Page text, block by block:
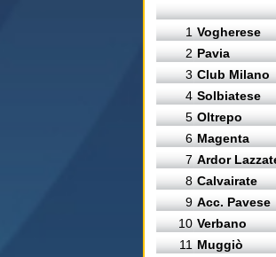
1 Vogherese
2 Pavia
3 Club Milano
4 Solbiatese
5 Oltrepo
6 Magenta
7 Ardor
8 Calvairate
9 Acc. Pavese
10 Verbano
11 Muggiò